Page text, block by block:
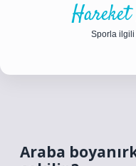
Sporla
Araba